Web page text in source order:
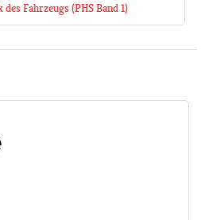
Fahrzeugs (PHS Band 1)